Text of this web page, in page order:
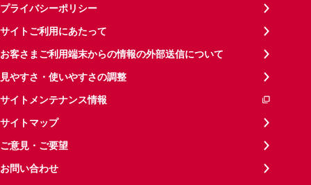
プライバシーポリシー
サイトご利用にあたって
お客さまご利用端末からの情報の外部送信について
見やすさ・使いやすさの調整
サイトメンテナンス情報
サイトマップ
ご意見・ご要望
お問い合わせ